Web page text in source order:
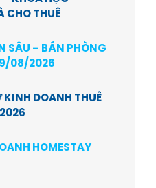
CHO THUÊ
SÂU – BÁN PHÒNG
08/2026
DOANH THUÊ
HOMESTAY